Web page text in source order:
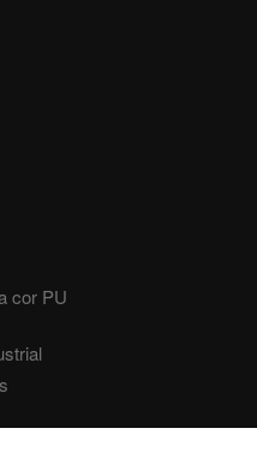
cor PU